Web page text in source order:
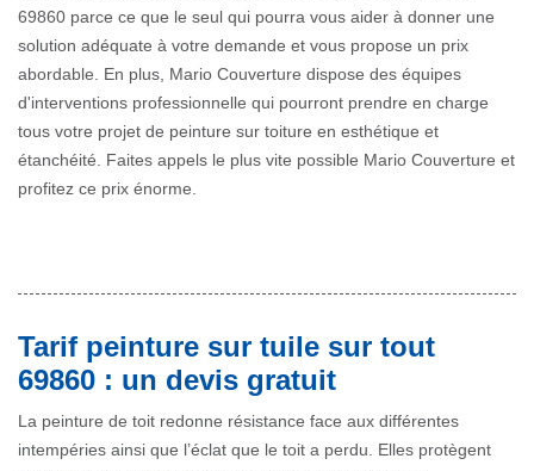
69860 parce ce que le seul qui pourra vous aider à donner une
solution adéquate à votre demande et vous propose un prix
abordable. En plus, Mario Couverture dispose des équipes
d'interventions professionnelle qui pourront prendre en charge
tous votre projet de peinture sur toiture en esthétique et
étanchéité. Faites appels le plus vite possible Mario Couverture et
profitez ce prix énorme.
Tarif peinture sur tuile sur tout
69860 : un devis gratuit
La peinture de toit redonne résistance face aux différentes
intempéries ainsi que l’éclat que le toit a perdu. Elles protègent